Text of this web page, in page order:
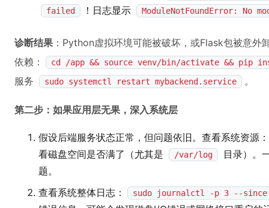
failed
！日志显示 ModuleNotFoundError: No
诊断结果 ：Python虚拟环境可能被破坏，或Flask包被意外
依赖：
cd /app && source venv/bin/activate && pip
服务 sudo systemctl restart mybackend.service 。
第二步：如果应用层无果，深入系统层
假设后端服务状态正常，但问题依旧。查看系统资源：
看磁盘空间是否满了（尤其是
/var/log
目录）。
题。
查看系统整体日志：
sudo journalctl -p 3 --since